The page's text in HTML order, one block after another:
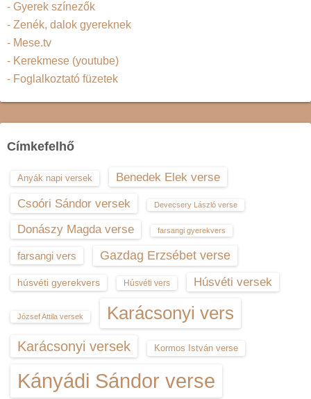
- Gyerek színezők
- Zenék, dalok gyereknek
- Mese.tv
- Kerekmese (youtube)
- Foglalkoztató füzetek
Címkefelhő
Anyák napi versek
Benedek Elek verse
Csoóri Sándor versek
Devecsery László verse
Donászy Magda verse farsangi gyerekvers
farsangi vers Gazdag Erzsébet verse
húsvéti gyerekvers Húsvéti vers Húsvéti versek
József Attila versek Karácsonyi vers
Karácsonyi versek Kormos István verse
Kányádi Sándor verse